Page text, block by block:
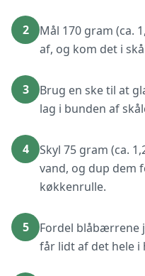
2
Mål 170 gram (ca.
af, og kom det i
3
Brug en ske til at
lag i bunden af
4
Skyl 75 gram (ca.
vand, og dup dem
køkkenrulle.
5
Fordel blåbærrene
får lidt af det hele i